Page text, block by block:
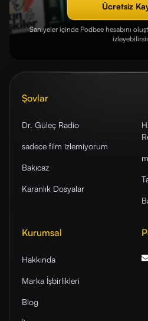
Ücretsiz
Saniyeler içinde Podbee hesabını
Şovlar
Dr. Güleç Radio
sadece film izlemiyorum
Bakıcaz
Karanlık Dosyalar
Kurumsal
Hakkında
Marka İşbirlikleri
Blog